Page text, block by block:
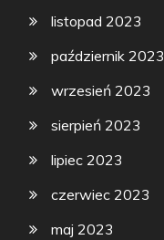
listopad 2023
październik 2023
wrzesień 2023
sierpień 2023
lipiec 2023
czerwiec 2023
maj 2023